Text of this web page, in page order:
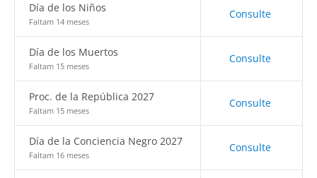
Día de los Niños
Faltam 14 meses
Consulte
Día de los Muertos
Faltam 15 meses
Consulte
Proc. de la República 2027
Faltam 15 meses
Consulte
Día de la Conciencia Negro 2027
Faltam 16 meses
Consulte